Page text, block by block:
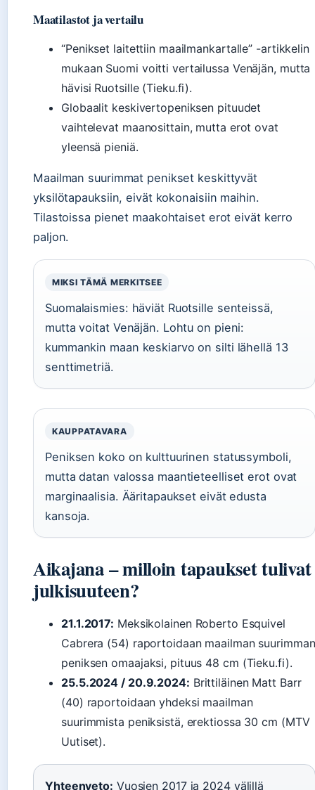
Maatilastot ja vertailu
“Penikset laitettiin maailmankartalle” -artikkelin
mukaan Suomi voitti vertailussa Venäjän, mutta
hävisi Ruotsille (Tieku.fi).
Globaalit keskivertopeniksen pituudet
vaihtelevat maanosittain, mutta erot ovat
yleensä pieniä.
Maailman suurimmat penikset keskittyvät
yksilötapauksiin, eivät kokonaisiin maihin.
Tilastoissa pienet maakohtaiset erot eivät kerro
paljon.
MIKSI TÄMÄ MERKITSEE
Suomalaismies: häviät Ruotsille senteissä,
mutta voitat Venäjän. Lohtu on pieni:
kummankin maan keskiarvo on silti lähellä 13
senttimetriä.
KAUPPATAVARA
Peniksen koko on kulttuurinen statussymboli,
mutta datan valossa maantieteelliset erot ovat
marginaalisia. Ääritapaukset eivät edusta
kansoja.
Aikajana – milloin tapaukset tulivat
julkisuuteen?
21.1.2017: Meksikolainen Roberto Esquivel
Cabrera (54) raportoidaan maailman suurimman
peniksen omaajaksi, pituus 48 cm (Tieku.fi).
25.5.2024 / 20.9.2024: Brittiläinen Matt Barr
(40) raportoidaan yhdeksi maailman
suurimmista peniksistä, erektiossa 30 cm (MTV
Uutiset).
Yhteenveto: Vuosien 2017 ja 2024 välillä